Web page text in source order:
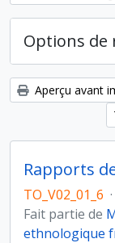
Options de
Aperçu avant
Rapports
TO_V02_01_6 ·
Fait partie de
ethnologique